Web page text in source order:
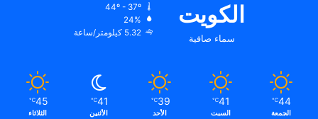
الكويت
سماء صافية
24%
5.32 كيلومتر/ساعة
44
℃
الجمعة
41
℃
السبت
39
℃
الأحد
41
℃
الأثنين
45
℃
الثلاثاء